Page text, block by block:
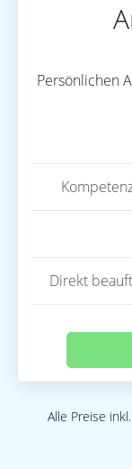
Persönlichen
Direkt
Alle Preise